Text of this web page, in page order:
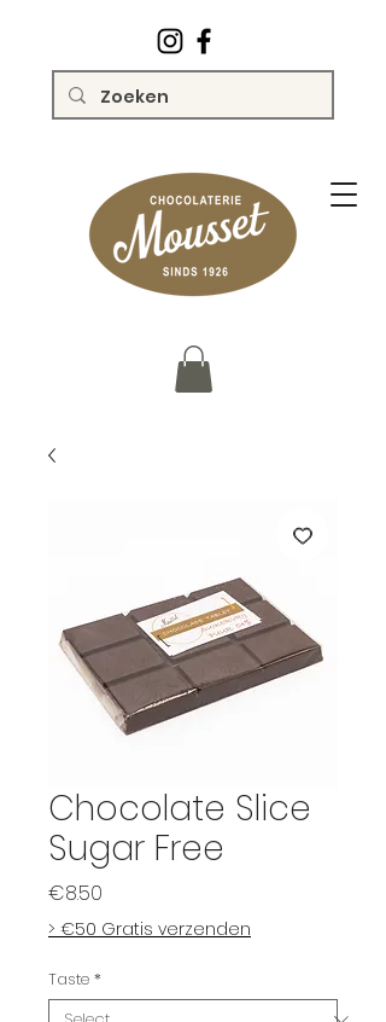
Chocolate Slice
Sugar Free
€8.50
> €50 Gratis verzenden
Taste *